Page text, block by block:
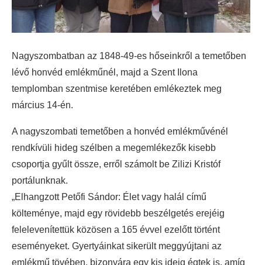
Nagyszombatban az 1848-49-es hőseinkről a temetőben
lévő honvéd emlékműnél, majd a Szent Ilona
templomban szentmise keretében emlékeztek meg
március 14-én.
A nagyszombati temetőben a honvéd emlékművénél
rendkívüli hideg szélben a megemlékezők kisebb
csoportja gyűlt össze, erről számolt be Zilizi Kristóf
portálunknak.
„Elhangzott Petőfi Sándor: Élet vagy halál című
költeménye, majd egy rövidebb beszélgetés erejéig
felelevenítettük közösen a 165 évvel ezelőtt történt
eseményeket. Gyertyáinkat sikerült meggyújtani az
emlékmű tövében, bizonyára egy kis ideig égtek is, amíg